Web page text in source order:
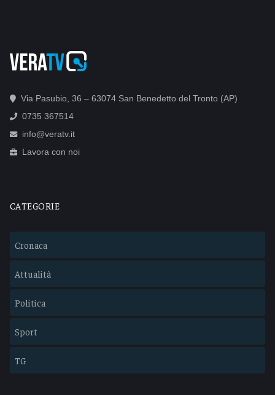
Via Pasubio, 36 – 63074 San Benedetto del Tronto (AP)
0735 367514
info@veratv.it
Lavora con noi
CATEGORIE
Cronaca
Attualità
Politica
Sport
TG